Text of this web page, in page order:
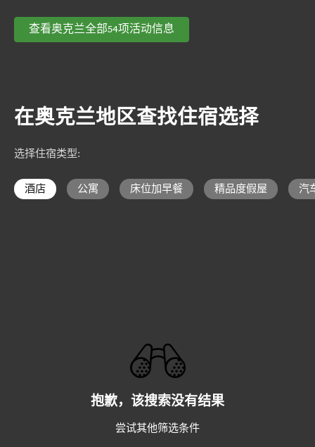
查看奥克兰全部54项活动信息
在奥克兰地区查找住宿选择
选择住宿类型:
酒店 公寓 床位加早餐 精品度假屋 汽
抱歉，该搜索没有结果
尝试其他筛选条件